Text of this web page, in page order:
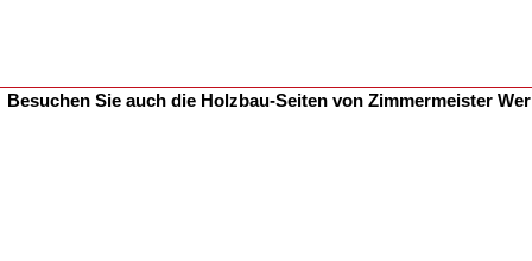
Besuchen Sie auch die Holzbau-Seiten von Zimmermeister